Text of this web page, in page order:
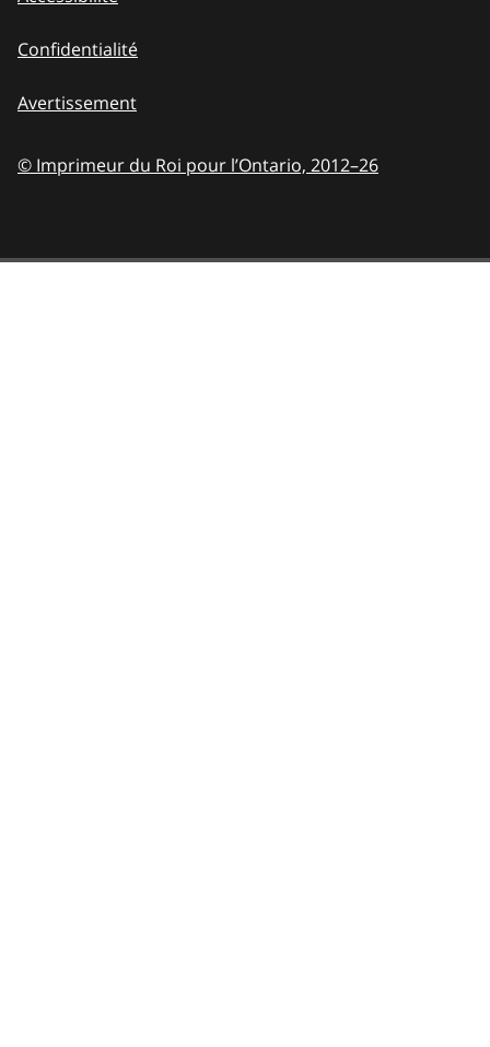
Confidentialité
Avertissement
© Imprimeur du Roi pour l’Ontario, 2012–26